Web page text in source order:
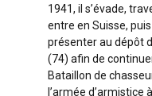
1941, il s’évade,
entre en Suisse,
présenter au dépôt
(74) afin de
Bataillon de
l’armée